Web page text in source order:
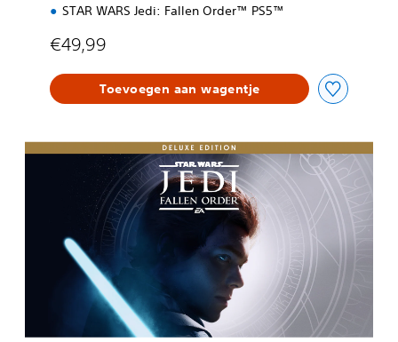
STAR WARS Jedi: Fallen Order™ PS5™
€49,99
Toevoegen aan wagentje
D
o